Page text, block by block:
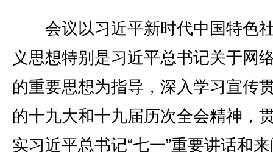
会议以习近平新时代中国特色
义思想特别是习近平总书记关于网
的重要思想为指导，深入学习宣传
的十九大和十九届历次全会精神，
实习近平总书记“七一”重要讲话和